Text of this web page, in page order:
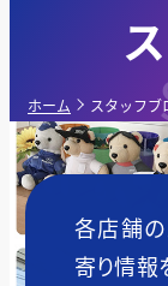
ホーム スタッフブ
各店舗
寄り情報